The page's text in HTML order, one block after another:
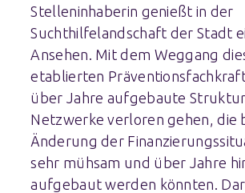
Stelleninhaberin genießt in der
Suchthilfelandschaft der Stadt
Ansehen. Mit dem Weggang
etablierten
über Jahre aufgebaute
Netzwerke verloren gehen, die
Änderung der
sehr mühsam und über Jahre
aufgebaut werden könnten.